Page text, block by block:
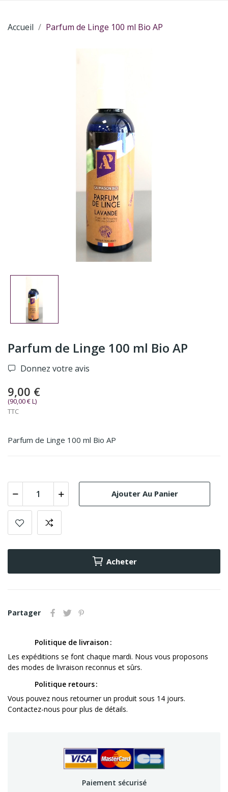
Accueil Parfum de Linge 100 ml Bio AP
Parfum de Linge 100 ml Bio AP
Donnez votre avis
9,00 €
(90,00 € L)
TTC
Parfum de Linge 100 ml Bio AP
Ajouter Au Panier
Acheter
Partager
Politique de livraison
Les expéditions se font chaque mardi. Nous vous proposons
des modes de livraison reconnus et sûrs.
Politique retours
Vous pouvez nous retourner un produit sous 14 jours.
Contactez-nous pour plus de détails.
Paiement sécurisé